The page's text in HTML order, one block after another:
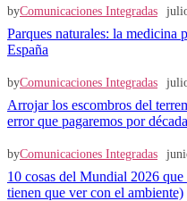
byComunicaciones Integradas
Parques naturales: la medicina
España
byComunicaciones Integradas
Arrojar los escombros del
error que pagaremos por
byComunicaciones Integradas
10 cosas del Mundial 2026
tienen que ver con el ambiente)